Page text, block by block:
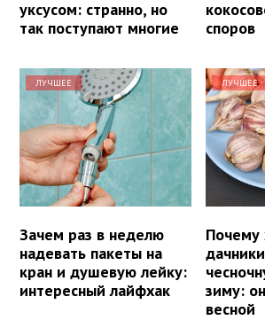
уксусом: странно, но
так поступают многие
споров
ЛУЧШЕЕ
Зачем раз в неделю
надевать пакеты на
кран и душевую лейку:
интересный лайфхак
ЛУЧШЕЕ
Почему
зиму:
весной